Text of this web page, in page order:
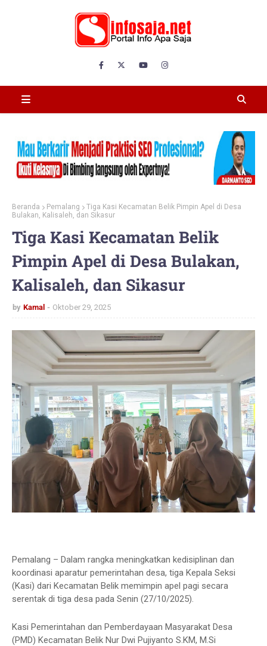
Beranda Pemalang
Tiga Kasi Kecamatan Belik Pimpin Apel di Desa
Bulakan, Kalisaleh, dan Sikasur
Tiga Kasi Kecamatan Belik
Pimpin Apel di Desa Bulakan,
Kalisaleh, dan Sikasur
by Kamal Oktober 29, 2025
Pemalang – Dalam rangka meningkatkan kedisiplinan dan
koordinasi aparatur pemerintahan desa, tiga Kepala Seksi
(Kasi) dari Kecamatan Belik memimpin apel pagi secara
serentak di tiga desa pada Senin (27/10/2025).
Kasi Pemerintahan dan Pemberdayaan Masyarakat Desa
(PMD) Kecamatan Belik Nur Dwi Pujiyanto S.KM, M.Si